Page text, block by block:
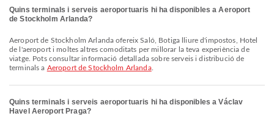
Quins terminals i serveis aeroportuaris hi ha disponibles a Aeroport
de Stockholm Arlanda?
Aeroport de Stockholm Arlanda ofereix Saló, Botiga lliure d'impostos, Hotel
de l'aeroport i moltes altres comoditats per millorar la teva experiència de
viatge. Pots consultar informació detallada sobre serveis i distribució de
terminals a Aeroport de Stockholm Arlanda.
Quins terminals i serveis aeroportuaris hi ha disponibles a Václav
Havel Aeroport Praga?